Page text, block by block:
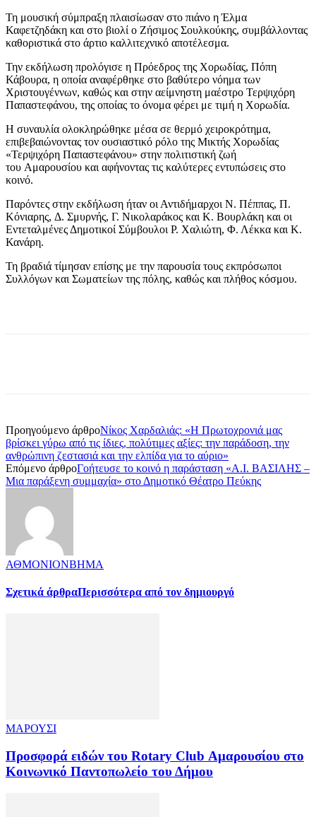
Τη μουσική σύμπραξη πλαισίωσαν στο πιάνο η Έλμα
Καφετζηδάκη και στο βιολί ο Ζήσιμος Σουλκούκης, συμβάλλοντας
καθοριστικά στο άρτιο καλλιτεχνικό αποτέλεσμα.
Την εκδήλωση προλόγισε η Πρόεδρος της Χορωδίας, Πόπη
Κάβουρα, η οποία αναφέρθηκε στο βαθύτερο νόημα των
Χριστουγέννων, καθώς και στην αείμνηστη μαέστρο Τερψιχόρη
Παπαστεφάνου, της οποίας το όνομα φέρει με τιμή η Χορωδία.
Η συναυλία ολοκληρώθηκε μέσα σε θερμό χειροκρότημα,
επιβεβαιώνοντας τον ουσιαστικό ρόλο της Μικτής Χορωδίας
«Τερψιχόρη Παπαστεφάνου» στην πολιτιστική ζωή
του Αμαρουσίου και αφήνοντας τις καλύτερες εντυπώσεις στο
κοινό.
Παρόντες στην εκδήλωση ήταν οι Αντιδήμαρχοι Ν. Πέππας, Π.
Κόνιαρης, Δ. Σμυρνής, Γ. Νικολαράκος και Κ. Βουρλάκη και οι
Εντεταλμένες Δημοτικοί Σύμβουλοι Ρ. Χαλιώτη, Φ. Λέκκα και Κ.
Κανάρη.
Τη βραδιά τίμησαν επίσης με την παρουσία τους εκπρόσωποι
Συλλόγων και Σωματείων της πόλης, καθώς και πλήθος κόσμου.
Προηγούμενο άρθροΝίκος Χαρδαλιάς: «Η Πρωτοχρονιά μας
βρίσκει γύρω από τις ίδιες, πολύτιμες αξίες: την παράδοση, την
ανθρώπινη ζεστασιά και την ελπίδα για το αύριο»
Επόμενο άρθροΓοήτευσε το κοινό η παράσταση «A.I. ΒΑΣΙΛΗΣ –
Μια παράξενη συμμαχία» στο Δημοτικό Θέατρο Πεύκης
ΑΘΜΟΝΙΟΝΒΗΜΑ
Σχετικά άρθραΠερισσότερα από τον δημιουργό
ΜΑΡΟΥΣΙ
Προσφορά ειδών του Rotary Club Αμαρουσίου στο
Κοινωνικό Παντοπωλείο του Δήμου